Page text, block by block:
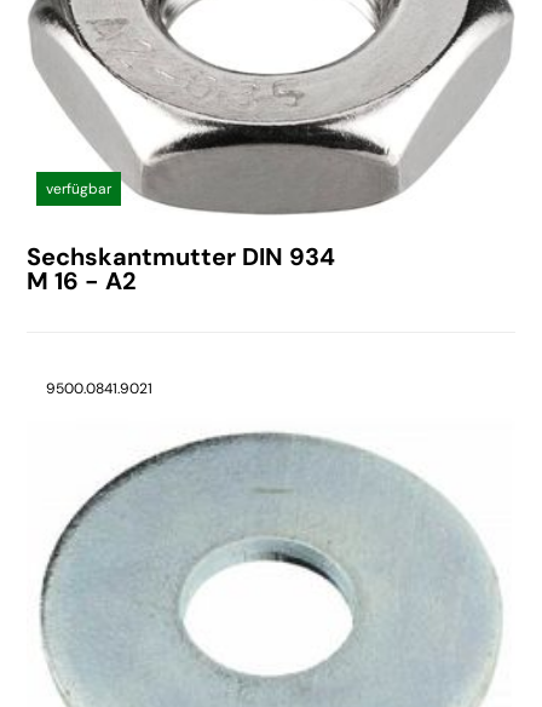
verfügbar
Sechskantmutter DIN 934
M 16 - A2
9500.0841.9021